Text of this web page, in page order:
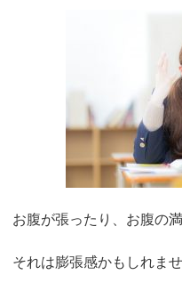
お腹が張ったり、お腹の
それは膨張感かもしれませ